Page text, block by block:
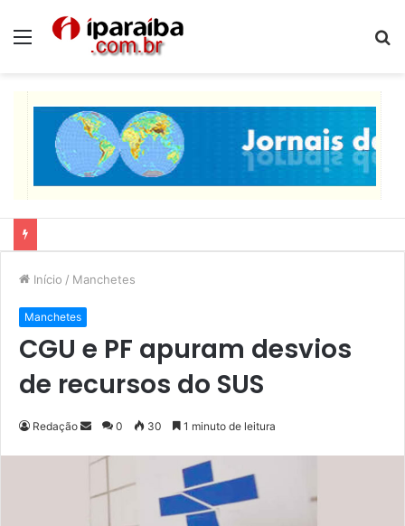
Menu
Início / Manchetes
Manchetes
CGU e PF apuram desvios
de recursos do SUS
Redação 0 30 1 minuto de leitura